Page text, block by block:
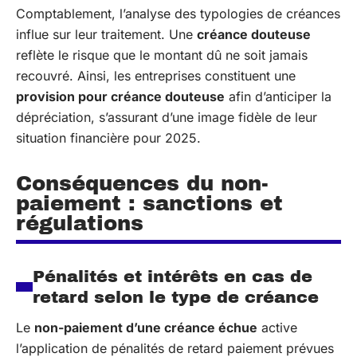
Comptablement, l’analyse des typologies de créances
influe sur leur traitement. Une créance douteuse
reflète le risque que le montant dû ne soit jamais
recouvré. Ainsi, les entreprises constituent une
provision pour créance douteuse afin d’anticiper la
dépréciation, s’assurant d’une image fidèle de leur
situation financière pour 2025.
Conséquences du non-
paiement : sanctions et
régulations
Pénalités et intérêts en cas de
retard selon le type de créance
Le non-paiement d’une créance échue active
l’application de pénalités de retard paiement prévues